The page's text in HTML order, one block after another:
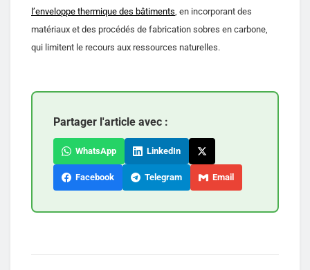
l’enveloppe thermique des bâtiments, en incorporant des
matériaux et des procédés de fabrication sobres en carbone,
qui limitent le recours aux ressources naturelles.
Partager l'article avec :
WhatsApp LinkedIn
Facebook Telegram Email